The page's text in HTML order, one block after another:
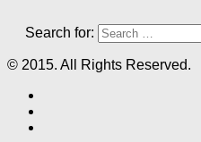
Search for:
© 2015. All Rights Reserved.